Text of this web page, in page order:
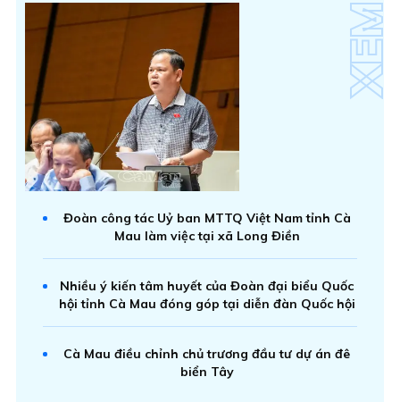
Đoàn công tác Uỷ ban MTTQ Việt Nam tỉnh Cà
Mau làm việc tại xã Long Điền
Nhiều ý kiến tâm huyết của Đoàn đại biểu Quốc
hội tỉnh Cà Mau đóng góp tại diễn đàn Quốc hội
Cà Mau điều chỉnh chủ trương đầu tư dự án đê
biển Tây